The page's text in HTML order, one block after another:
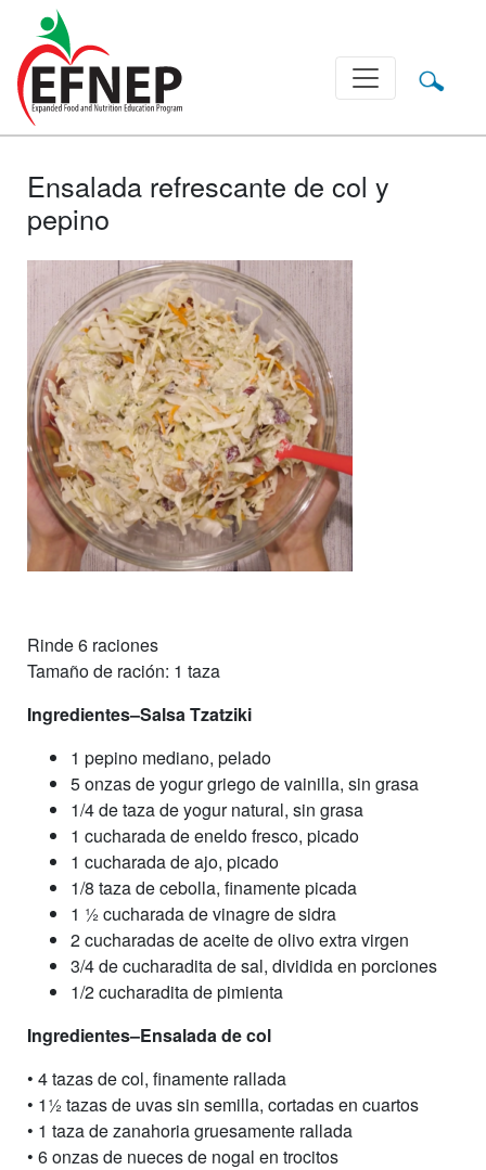
Main Navigation
Ensalada refrescante de col y
pepino
Rinde 6 raciones
Tamaño de ración: 1 taza
Ingredientes–Salsa Tzatziki
1 pepino mediano, pelado
5 onzas de yogur griego de vainilla, sin grasa
1/4 de taza de yogur natural, sin grasa
1 cucharada de eneldo fresco, picado
1 cucharada de ajo, picado
1/8 taza de cebolla, finamente picada
1 1⁄2 cucharada de vinagre de sidra
2 cucharadas de aceite de olivo extra virgen
3/4 de cucharadita de sal, dividida en porciones
1/2 cucharadita de pimienta
Ingredientes–Ensalada de col
• 4 tazas de col, finamente rallada
• 11⁄2 tazas de uvas sin semilla, cortadas en cuartos
• 1 taza de zanahoria gruesamente rallada
• 6 onzas de nueces de nogal en trocitos